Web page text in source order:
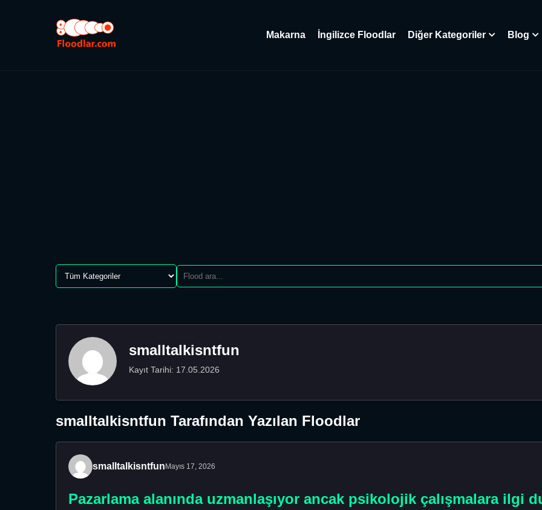
Makarna İngilizce Floodlar Diğer Kategoriler Blog
smalltalkisntfun
Kayıt Tarihi: 17.05.2026
smalltalkisntfun Tarafından Yazılan Floodlar
smalltalkisntfun Mayıs 17, 2026
Pazarlama alanında uzmanlaşıyor ancak psikolojik çalışmalara ilgi